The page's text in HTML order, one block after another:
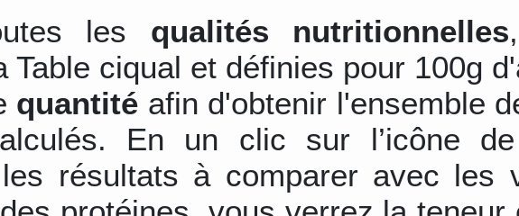
les qualités nutritionnelles
Table ciqual et définies pour 100g
quantité afin d'obtenir l'ensemble
En un clic sur l’icône
résultats à comparer avec les